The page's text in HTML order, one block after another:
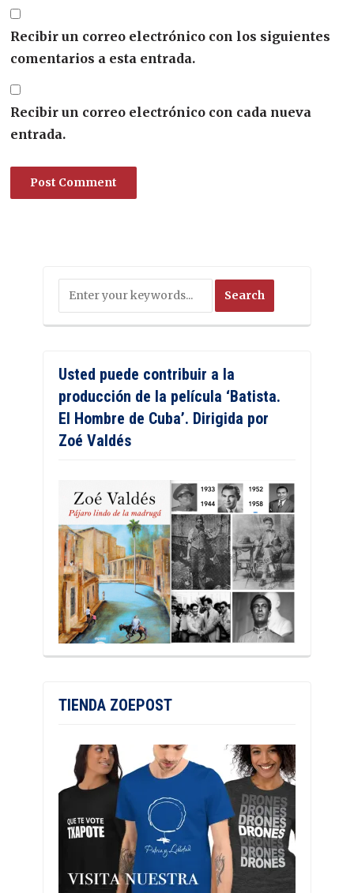
Recibir un correo electrónico con los siguientes
comentarios a esta entrada.
Recibir un correo electrónico con cada nueva
entrada.
Usted puede contribuir a la
producción de la película ‘Batista.
El Hombre de Cuba’. Dirigida por
Zoé Valdés
TIENDA ZOEPOST